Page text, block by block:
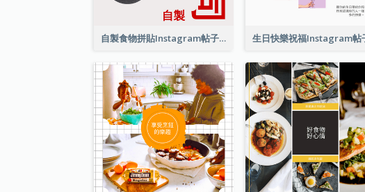
自製食物拼貼Instagram帖子